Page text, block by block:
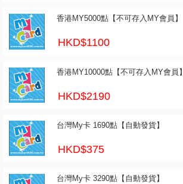
香港MY5000點【不可存入MY會員】
HKD$1100
香港MY10000點【不可存入MY會員】
HKD$2190
台灣My卡 1690點【自動發貨】
HKD$375
台灣My卡 3290點【自動發貨】